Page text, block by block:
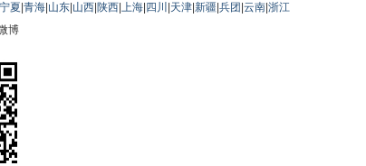
宁夏 青海 山东 山西 陕西 上海 四川 天津 新疆 兵团 云南 浙江
博